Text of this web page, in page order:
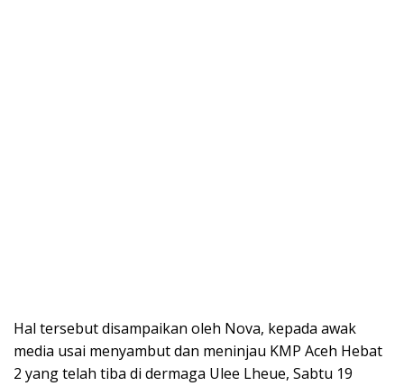
Hal tersebut disampaikan oleh Nova, kepada awak
media usai menyambut dan meninjau KMP Aceh Hebat
2 yang telah tiba di dermaga Ulee Lheue, Sabtu 19